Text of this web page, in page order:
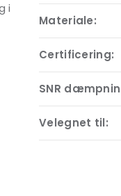
i
Materiale:
Certificering:
SNR
Velegnet til: